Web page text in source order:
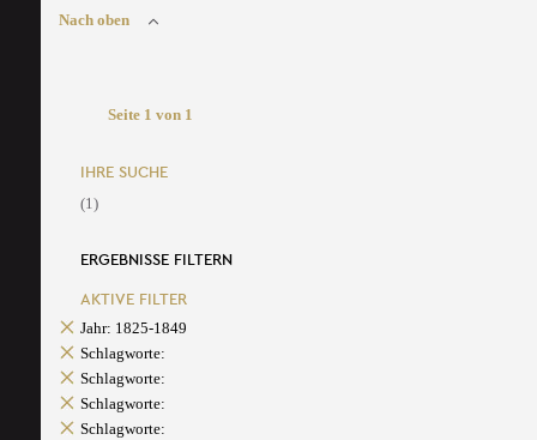
Nach oben
Seite 1 von 1
IHRE SUCHE
(1)
ERGEBNISSE FILTERN
AKTIVE FILTER
Jahr: 1825-1849
Schlagworte:
Schlagworte:
Schlagworte:
Schlagworte: